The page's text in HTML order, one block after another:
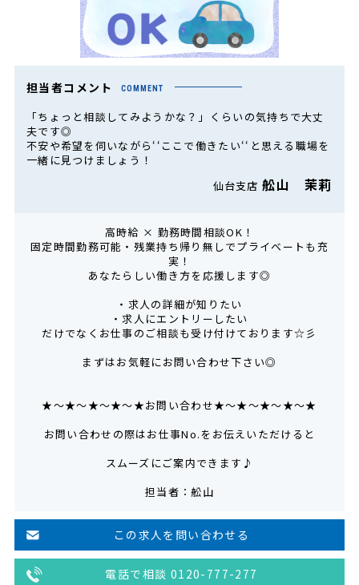
担当者コメント COMMENT
「ちょっと相談してみようかな？」くらいの気持ちで大丈
夫です◎
不安や希望を伺いながら‘‘ここで働きたい‘‘と思える職場を
一緒に見つけましょう！
仙台支店舩山 茉莉
高時給 × 勤務時間相談OK！
固定時間勤務可能・残業持ち帰り無しでプライベートも充
実！
あなたらしい働き方を応援します◎
・求人の詳細が知りたい
・求人にエントリーしたい
だけでなくお仕事のご相談も受け付けております☆彡
まずはお気軽にお問い合わせ下さい◎
★～★～★～★～★お問い合わせ★～★～★～★～★
お問い合わせの際はお仕事No.をお伝えいただけると
スムーズにご案内できます♪
担当者：舩山
この求人を問い合わせる
電話で相談 0120-777-277